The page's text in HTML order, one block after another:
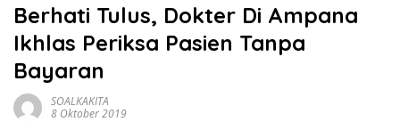
Berhati Tulus, Dokter Di Ampana
Ikhlas Periksa Pasien Tanpa
Bayaran
SOALKAKITA
8 Oktober 2019